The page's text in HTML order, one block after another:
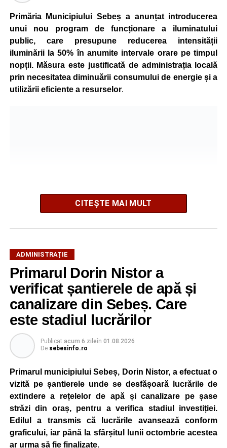
Primăria Municipiului Sebeș a anunțat introducerea
unui nou program de funcționare a iluminatului
public, care presupune reducerea intensității
iluminării la 50% în anumite intervale orare pe timpul
nopții. Măsura este justificată de administrația locală
prin necesitatea diminuării consumului de energie și a
utilizării eficiente a resurselor.
Potrivit autorităților locale, sistemul de iluminat public este
gestionat printr-un program automatizat de telegestiune,
care reglează intensitatea luminii în funcție de orele
exacte de apus și răsărit ale soarelui. Chiar dacă nivelul
de iluminare va fi redus în anumite intervale, iluminatul
stradal va rămâne funcțional pe întreaga durată a nopții.
Reprezentanții Primăriei Sebeș precizează că măsura nu
va afecta siguranța traficului rutier și pietonal, iar
vizibilitatea pe străzile municipiului va fi menținută la un
nivel corespunzător.
Administrația locală subliniază că decizia are caracter
temporar și este adoptată în contextul actualei situații
energetice din România, în condițiile în care autoritățile
centrale au cerut instituțiilor publice să adopte măsuri
pentru reducerea cheltuielilor și a consumului de energie,
CITEȘTE MAI MULT
ADMINISTRAȚIE
Primarul Dorin Nistor a
verificat șantierele de apă și
canalizare din Sebeș. Care
este stadiul lucrărilor
Publicat acum 6 zileîn 01.08.2026
De sebesinfo.ro
Primarul municipiului Sebeș, Dorin Nistor, a efectuat o
vizită pe șantierele unde se desfășoară lucrările de
extindere a rețelelor de apă și canalizare pe șase
străzi din oraș, pentru a verifica stadiul investiției.
Edilul a transmis că lucrările avansează conform
graficului, iar până la sfârșitul lunii octombrie acestea
ar urma să fie finalizate.